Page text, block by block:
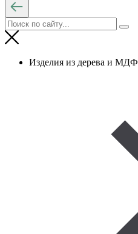
Изделия из дерева и МДФ